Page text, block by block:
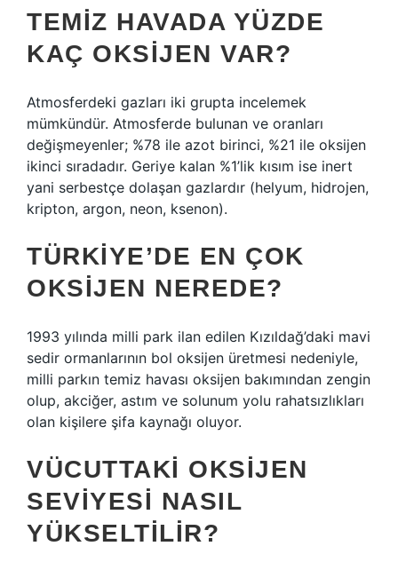
TEMIZ HAVADA YÜZDE
KAÇ OKSIJEN VAR?
Atmosferdeki gazları iki grupta incelemek
mümkündür. Atmosferde bulunan ve oranları
değişmeyenler; %78 ile azot birinci, %21 ile oksijen
ikinci sıradadır. Geriye kalan %1’lik kısım ise inert
yani serbestçe dolaşan gazlardır (helyum, hidrojen,
kripton, argon, neon, ksenon).
TÜRKIYE’DE EN ÇOK
OKSIJEN NEREDE?
1993 yılında milli park ilan edilen Kızıldağ’daki mavi
sedir ormanlarının bol oksijen üretmesi nedeniyle,
milli parkın temiz havası oksijen bakımından zengin
olup, akciğer, astım ve solunum yolu rahatsızlıkları
olan kişilere şifa kaynağı oluyor.
VÜCUTTAKI OKSIJEN
SEVIYESI NASIL
YÜKSELTILIR?